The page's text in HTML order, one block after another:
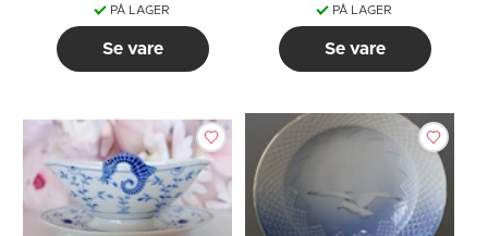
PÅ LAGER
Se vare
PÅ LAGER
Se vare